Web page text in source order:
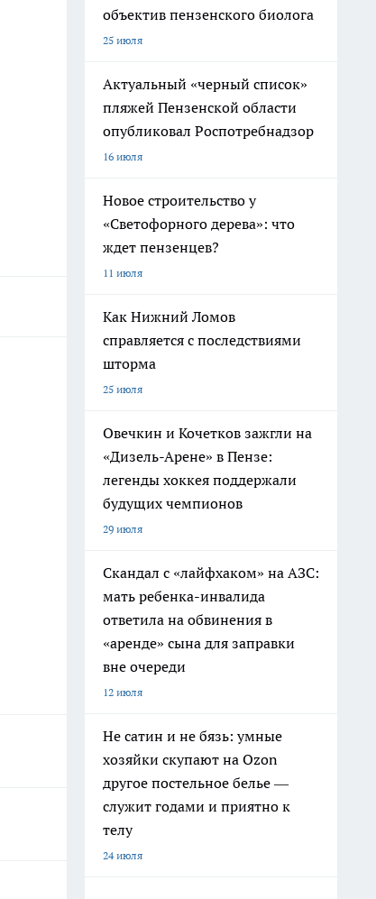
объектив пензенского биолога
25 июля
Актуальный «черный список»
пляжей Пензенской области
опубликовал Роспотребнадзор
16 июля
Новое строительство у
«Светофорного дерева»: что
ждет пензенцев?
11 июля
Как Нижний Ломов
справляется с последствиями
шторма
25 июля
Овечкин и Кочетков зажгли на
«Дизель-Арене» в Пензе:
легенды хоккея поддержали
будущих чемпионов
29 июля
Скандал с «лайфхаком» на АЗС:
мать ребенка-инвалида
ответила на обвинения в
«аренде» сына для заправки
вне очереди
12 июля
Не сатин и не бязь: умные
хозяйки скупают на Ozon
другое постельное белье —
служит годами и приятно к
телу
24 июля